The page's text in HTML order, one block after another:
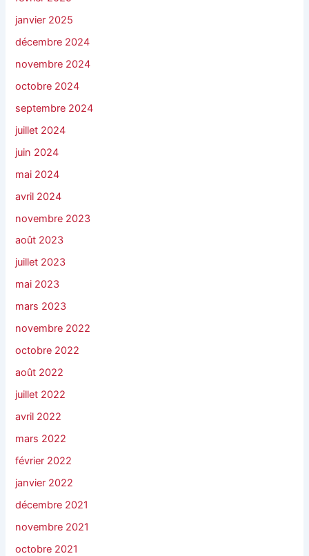
janvier 2025
décembre 2024
novembre 2024
octobre 2024
septembre 2024
juillet 2024
juin 2024
mai 2024
avril 2024
novembre 2023
août 2023
juillet 2023
mai 2023
mars 2023
novembre 2022
octobre 2022
août 2022
juillet 2022
avril 2022
mars 2022
février 2022
janvier 2022
décembre 2021
novembre 2021
octobre 2021